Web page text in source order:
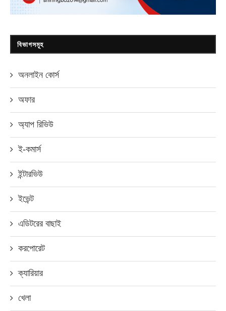
বিভাগসমূহ
অনলাইন কোর্স
অফার
অ্যাপ রিভিউ
ই-কমার্স
ইন্টারভিউ
ইভেন্ট
এডিটরের বাছাই
করপোরেট
ক্যারিয়ার
খেলা